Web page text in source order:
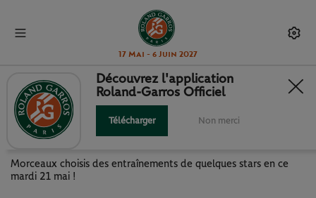
17 Mai - 6 Juin 2027
ROLAND-GARROS 2024 : LES
STARS AVEC LE SOURIRE
Morceaux choisis des entraînements de quelques stars en ce
mardi 21 mai !
Découvrez l'application
Roland-Garros Officiel
Télécharger Non merci